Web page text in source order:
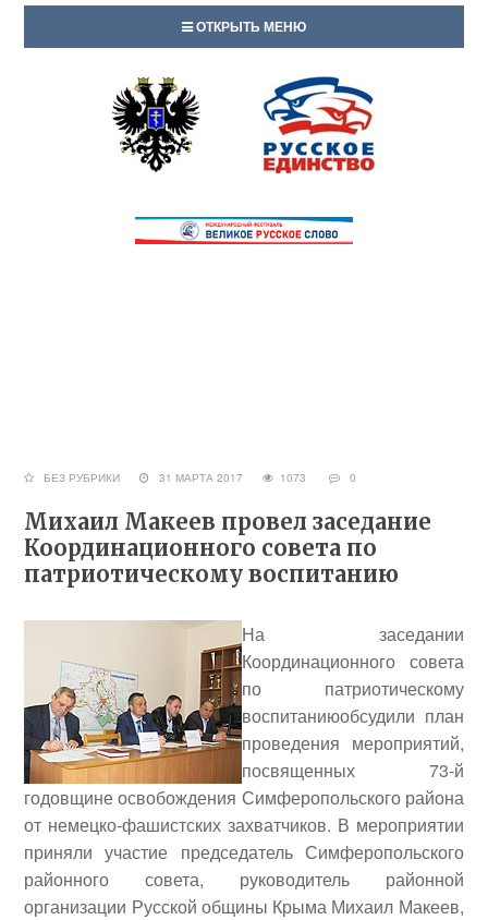
ОТКРЫТЬ МЕНЮ
БЕЗ РУБРИКИ 31 МАРТА 2017 1073 0
Михаил Макеев провел заседание
Координационного совета по
патриотическому воспитанию
На заседании
Координационного совета
по патриотическому
воспитаниюобсудили план
проведения мероприятий,
посвященных 73-й
годовщине освобождения Симферопольского района
от немецко-фашистских захватчиков. В мероприятии
приняли участие председатель Симферопольского
районного совета, руководитель районной
организации Русской общины Крыма Михаил Макеев,